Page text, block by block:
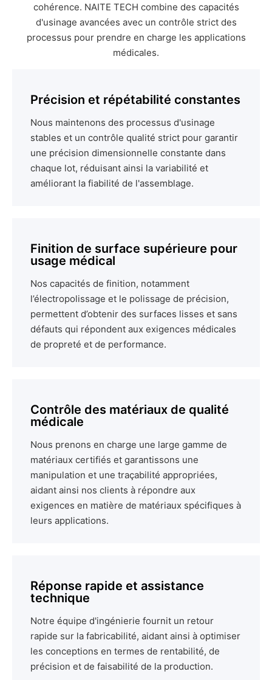
cohérence. NAITE TECH combine des capacités
d'usinage avancées avec un contrôle strict des
processus pour prendre en charge les applications
médicales.
Précision et répétabilité constantes
Nous maintenons des processus d'usinage
stables et un contrôle qualité strict pour garantir
une précision dimensionnelle constante dans
chaque lot, réduisant ainsi la variabilité et
améliorant la fiabilité de l'assemblage.
Finition de surface supérieure pour
usage médical
Nos capacités de finition, notamment
l’électropolissage et le polissage de précision,
permettent d’obtenir des surfaces lisses et sans
défauts qui répondent aux exigences médicales
de propreté et de performance.
Contrôle des matériaux de qualité
médicale
Nous prenons en charge une large gamme de
matériaux certifiés et garantissons une
manipulation et une traçabilité appropriées,
aidant ainsi nos clients à répondre aux
exigences en matière de matériaux spécifiques à
leurs applications.
Réponse rapide et assistance
technique
Notre équipe d'ingénierie fournit un retour
rapide sur la fabricabilité, aidant ainsi à optimiser
les conceptions en termes de rentabilité, de
précision et de faisabilité de la production.